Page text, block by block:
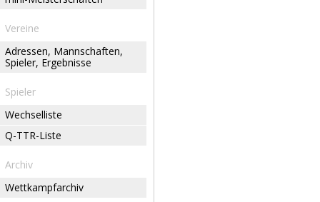
Vereine
Adressen, Mannschaften,
Spieler, Ergebnisse
Spieler
Wechselliste
Q-TTR-Liste
Archiv
Wettkampfarchiv